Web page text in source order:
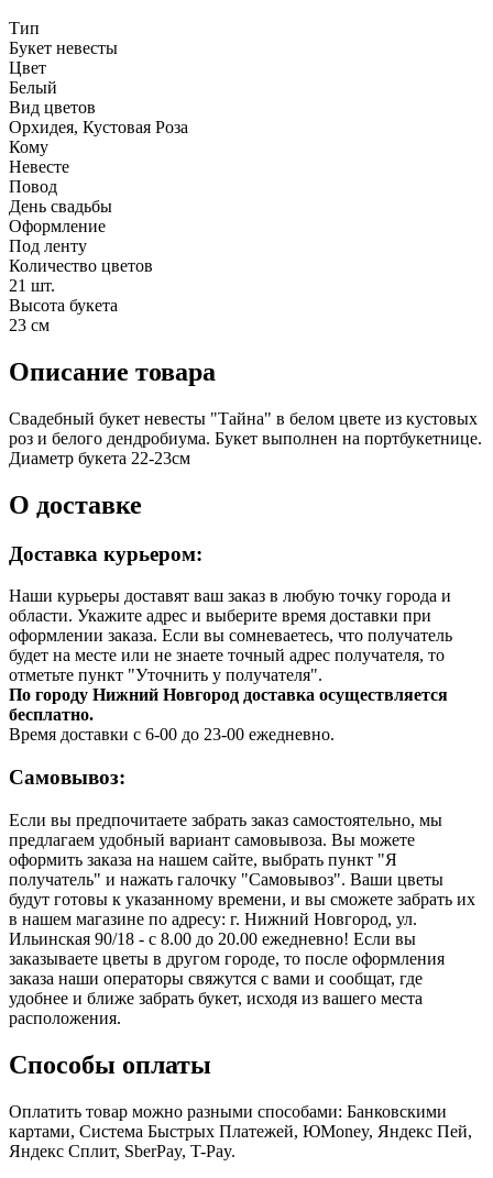
Тип
Букет невесты
Цвет
Белый
Вид цветов
Орхидея, Кустовая Роза
Кому
Невесте
Повод
День свадьбы
Оформление
Под ленту
Количество цветов
21 шт.
Высота букета
23 см
Описание товара
Свадебный букет невесты "Тайна" в белом цвете из кустовых
роз и белого дендробиума. Букет выполнен на портбукетнице.
Диаметр букета 22-23см
О доставке
Доставка курьером:
Наши курьеры доставят ваш заказ в любую точку города и
области. Укажите адрес и выберите время доставки при
оформлении заказа. Если вы сомневаетесь, что получатель
будет на месте или не знаете точный адрес получателя, то
отметьте пункт "Уточнить у получателя".
По городу Нижний Новгород доставка осуществляется
бесплатно.
Время доставки с 6-00 до 23-00 ежедневно.
Самовывоз:
Если вы предпочитаете забрать заказ самостоятельно, мы
предлагаем удобный вариант самовывоза. Вы можете
оформить заказа на нашем сайте, выбрать пункт "Я
получатель" и нажать галочку "Самовывоз". Ваши цветы
будут готовы к указанному времени, и вы сможете забрать их
в нашем магазине по адресу: г. Нижний Новгород, ул.
Ильинская 90/18 - с 8.00 до 20.00 ежедневно! Если вы
заказываете цветы в другом городе, то после оформления
заказа наши операторы свяжутся с вами и сообщат, где
удобнее и ближе забрать букет, исходя из вашего места
расположения.
Способы оплаты
Оплатить товар можно разными способами: Банковскими
картами, Система Быстрых Платежей, ЮMoney, Яндекс Пей,
Яндекс Сплит, SberPay, T-Pay.